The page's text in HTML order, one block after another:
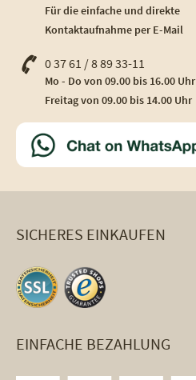
Für die einfache und direkte
Kontaktaufnahme per E-Mail
0 37 61 / 8 89 33-11
Mo - Do von 09.00 bis 16.00 Uhr
Freitag von 09.00 bis 14.00 Uhr
SICHERES EINKAUFEN
EINFACHE BEZAHLUNG